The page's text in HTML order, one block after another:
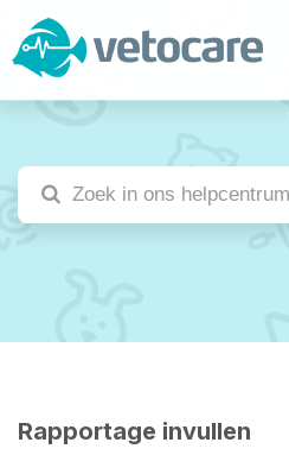
Rapportage invullen